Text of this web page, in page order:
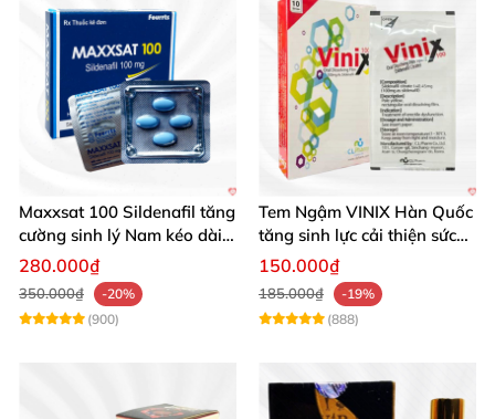
Maxxsat 100 Sildenafil tăng
cường sinh lý Nam kéo dài
hiệu quả
280.000₫
350.000₫
-20%
(900)
Tem Ngậm VINIX Hàn Quốc
tăng sinh lực cải thiện sức
khỏe phái mạnh
150.000₫
185.000₫
-19%
(888)